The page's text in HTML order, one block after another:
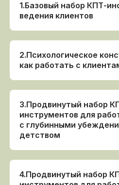
1.ㅤБазовый набор КПТ-
ведения клиентов
2.ㅤПсихологическое
как работать с
3.ㅤПродвинутый набор
инструментов для
с глубинными
детством
4.ㅤПродвинутый набор